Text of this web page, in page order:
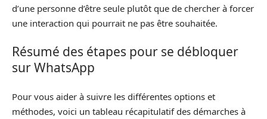
d’une personne d’être seule plutôt que de chercher à forcer
une interaction qui pourrait ne pas être souhaitée.
Résumé des étapes pour se débloquer
sur WhatsApp
Pour vous aider à suivre les différentes options et
méthodes, voici un tableau récapitulatif des démarches à